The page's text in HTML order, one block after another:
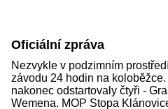
Oficiální zpráva
Nezvykle v podzimním
závodu 24 hodin na
nakonec odstartovaly čtyři -
Wemena. MOP Stopa